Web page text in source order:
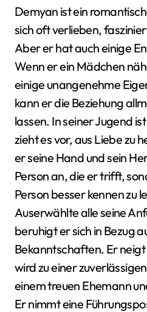
Demyan ist ein
sich oft verlieben,
Aber er hat auch einige
Wenn er ein Mädchen
einige unangenehme
kann er die Beziehung
lassen. In seiner Jugend
zieht es vor, aus Liebe zu
er seine Hand und sein
Person an, die er trifft,
Person besser kennen zu
Auserwählte alle seine
beruhigt er sich in Bezug
Bekanntschaften. Er
wird zu einer
einem treuen Ehemann
Er nimmt eine